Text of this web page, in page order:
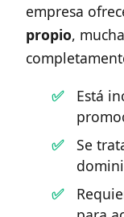
empresa
propio,
Está
Se